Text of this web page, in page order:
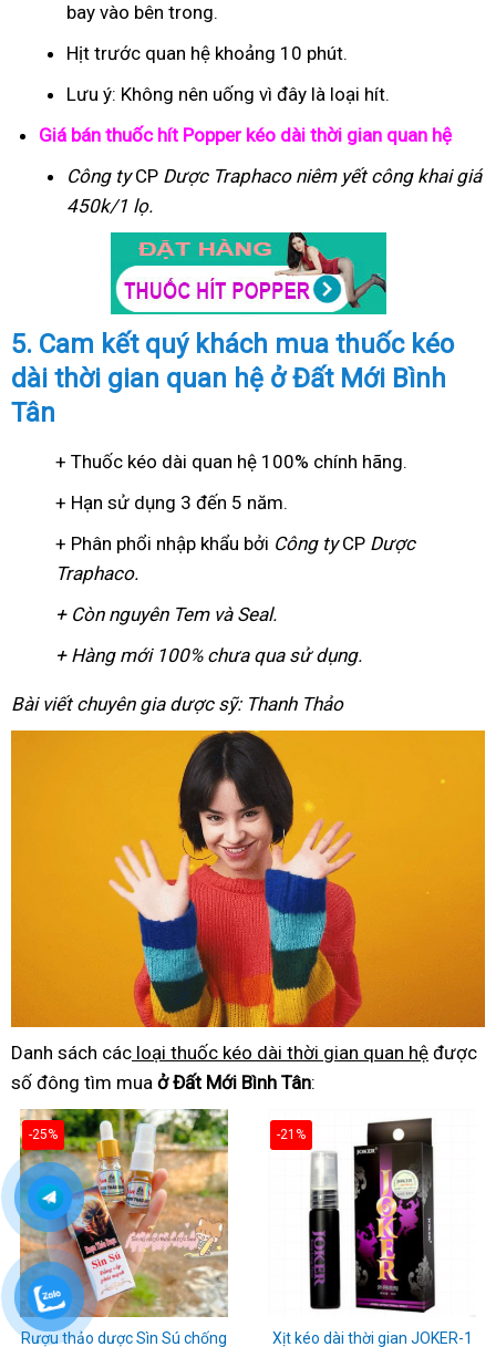
bay vào bên trong.
Hịt trước quan hệ khoảng 10 phút.
Lưu ý: Không nên uống vì đây là loại hít.
Giá bán thuốc hít Popper kéo dài thời gian quan hệ
Công tyCP Dược Traphaconiêm yết công khai giá
450k/1 lọ.
5. Cam kết quý khách mua thuốc kéo
dài thời gian quan hệ ở Đất Mới Bình
Tân
+ Thuốc kéo dài quan hệ 100% chính hãng.
+ Hạn sử dụng 3 đến 5 năm.
+ Phân phổi nhập khẩu bởi Công tyCP Dược
Traphaco.
+ Còn nguyên Tem và Seal.
+ Hàng mới 100% chưa qua sử dụng.
Bài viết chuyên gia dược sỹ: Thanh Thảo
Danh sách các loại thuốc kéo dài thời gian quan hệ được
số đông tìm mua ở Đất Mới Bình Tân:
-25%
Rượu thảo dược Sìn Sú chống
-21%
Xịt kéo dài thời gian JOKER-1